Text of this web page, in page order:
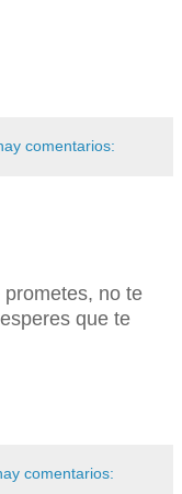
comentarios:
no te
que te
comentarios: